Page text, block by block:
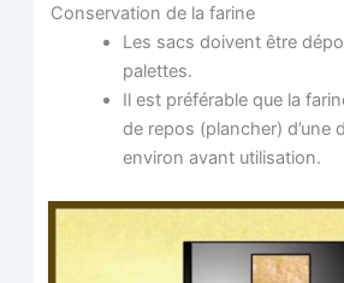
Conser­va­tion de la farine
Les sacs doivent être
palettes.
Il est pré­fé­rable que la
de repos (plan­cher) d’une
envi­ron avant utilisation.